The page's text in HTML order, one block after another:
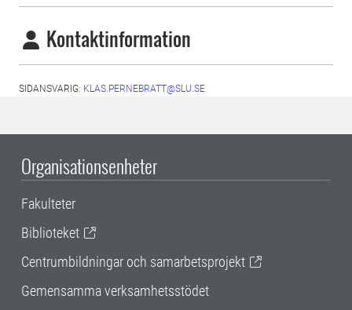
Kontaktinformation
SIDANSVARIG: KLAS.PERNEBRATT@SLU.SE
Organisationsenheter
Fakulteter
Biblioteket
Centrumbildningar och samarbetsprojekt
Gemensamma verksamhetsstödet